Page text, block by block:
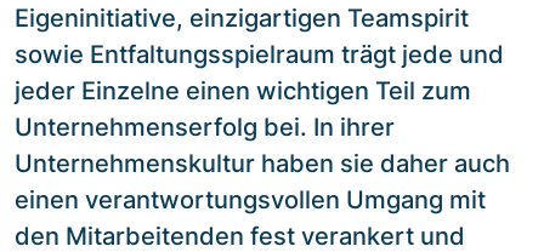
Eigeninitiative, einzigartigen Teamspirit
sowie Entfaltungsspielraum trägt jede und
jeder Einzelne einen wichtigen Teil zum
Unternehmenserfolg bei. In ihrer
Unternehmenskultur haben sie daher auch
einen verantwortungsvollen Umgang mit
den Mitarbeitenden fest verankert und